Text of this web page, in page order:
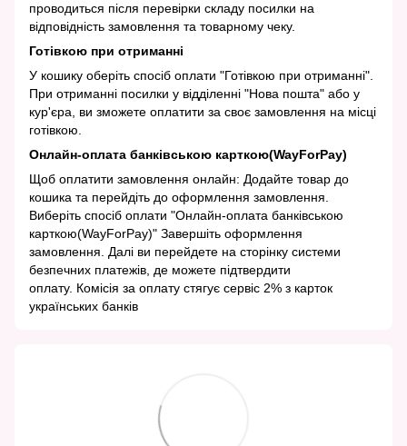
проводиться після перевірки складу посилки на
відповідність замовлення та товарному чеку.
Готівкою при отриманні
У кошику оберіть спосіб оплати "Готівкою при отриманні".
При отриманні посилки у відділенні "Нова пошта" або у
кур'єра, ви зможете оплатити за своє замовлення на місці
готівкою.
Онлайн-оплата банківською карткою(WayForPay)
Щоб оплатити замовлення онлайн: Додайте товар до
кошика та перейдіть до оформлення замовлення.
Виберіть спосіб оплати "Онлайн-оплата банківською
карткою(WayForPay)" Завершіть оформлення
замовлення. Далі ви перейдете на сторінку системи
безпечних платежів, де можете підтвердити
оплату. Комісія за оплату стягує сервіс 2% з карток
українських банків